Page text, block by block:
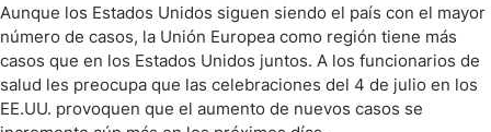
Aunque los Estados Unidos siguen siendo el país con el mayor
número de casos, la Unión Europea como región tiene más
casos que en los Estados Unidos juntos. A los funcionarios de
salud les preocupa que las celebraciones del 4 de julio en los
EE.UU. provoquen que el aumento de nuevos casos se